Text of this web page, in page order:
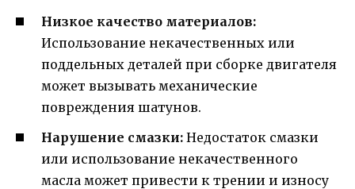
Низкое качество материалов:
Использование некачественных или
поддельных деталей при сборке двигателя
может вызывать механические
повреждения шатунов.
Нарушение смазки: Недостаток смазки
или использование некачественного
масла может привести к трении и износу